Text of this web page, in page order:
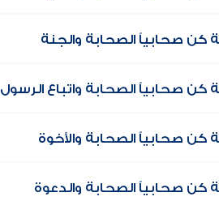
صحابياً الصحابة والجنة
صحابياً الصحابة واتباع الرسول
صحابياً الصحابة والأخوة
صحابياً الصحابة والدعوة